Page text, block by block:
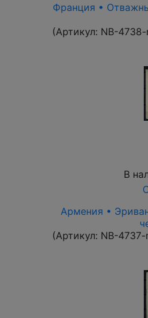
Франция •
(Артикул: NB-4738-
В
Армения •
(Артикул: NB-4737-